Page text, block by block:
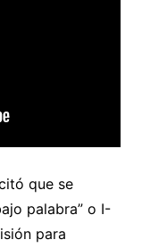
que se
palabra” o I-
para